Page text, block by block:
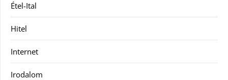
Étel-Ital
Hitel
Internet
Irodalom